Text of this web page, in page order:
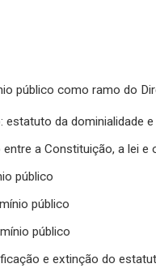
público como ramo do
estatuto da dominialidade
a Constituição, a lei e
público
público
público
e extinção do